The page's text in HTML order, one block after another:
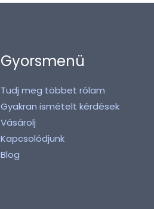
Gyorsmenü
Tudj meg többet rólam
Gyakran ismételt kérdések
Vásárolj
Kapcsolódjunk
Blog